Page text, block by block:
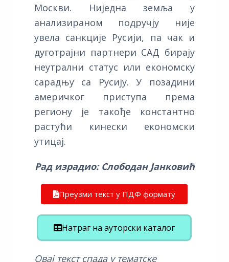
Москви. Ниједна земља у
анализираном подручју није
увела санкције Русији, па чак и
дуготрајни партнери САД бирају
неутрални статус или економску
сарадњу са Русију. У позадини
америчког приступа према
региону је такође константно
растући кинески економски
утицај.
Рад израдио: Слободан Јанковић
Преузми текст у ПДФ формату
Натраг на ауторски каталог
Овај текст спада у тематске